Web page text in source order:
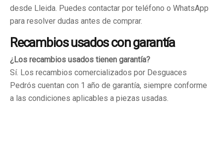
desde Lleida. Puedes contactar por teléfono o WhatsApp
para resolver dudas antes de comprar.
Recambios usados con garantía
¿Los recambios usados tienen garantía?
Sí. Los recambios comercializados por Desguaces
Pedrós cuentan con 1 año de garantía, siempre conforme
a las condiciones aplicables a piezas usadas.